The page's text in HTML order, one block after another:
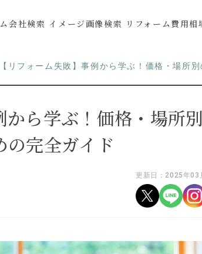
会社検索 イメージ画像検索 リフォーム費用相
【リフォーム失敗】事例から学ぶ！価格・場所
から学ぶ！価格・場所
完全ガイド
更新日：2025年03